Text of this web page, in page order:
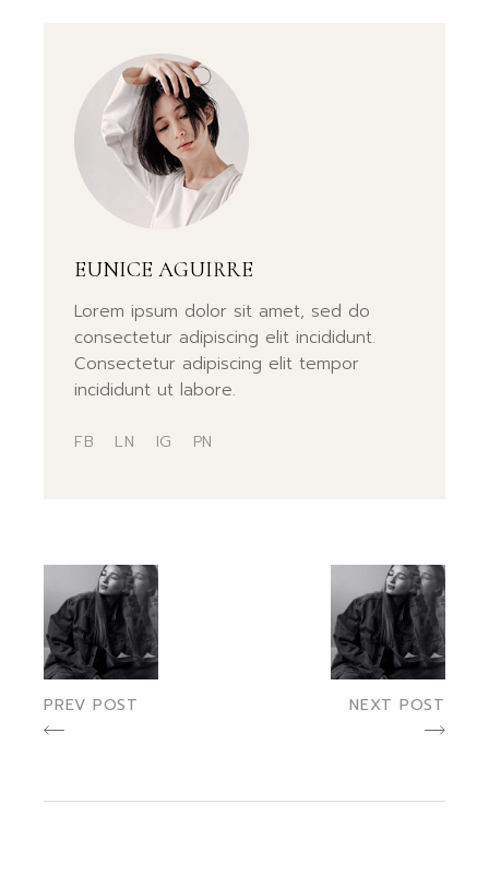
EUNICE AGUIRRE
Lorem ipsum dolor sit amet, sed do
consectetur adipiscing elit incididunt.
Consectetur adipiscing elit tempor
incididunt ut labore.
FB LN IG PN
PREV POST NEXT POST